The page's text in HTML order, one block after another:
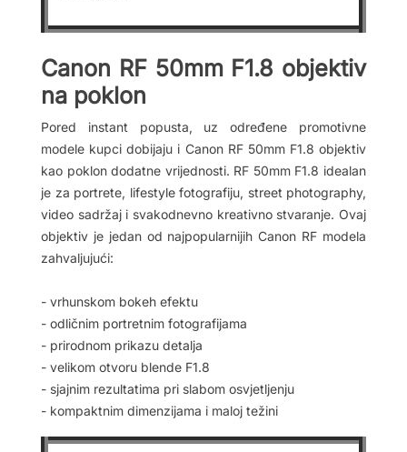
Canon RF 50mm F1.8 objektiv
na poklon
Pored instant popusta, uz određene promotivne
modele kupci dobijaju i Canon RF 50mm F1.8 objektiv
kao poklon dodatne vrijednosti. RF 50mm F1.8 idealan
je za portrete, lifestyle fotografiju, street photography,
video sadržaj i svakodnevno kreativno stvaranje. Ovaj
objektiv je jedan od najpopularnijih Canon RF modela
zahvaljujući:
- vrhunskom bokeh efektu
- odličnim portretnim fotografijama
- prirodnom prikazu detalja
- velikom otvoru blende F1.8
- sjajnim rezultatima pri slabom osvjetljenju
- kompaktnim dimenzijama i maloj težini